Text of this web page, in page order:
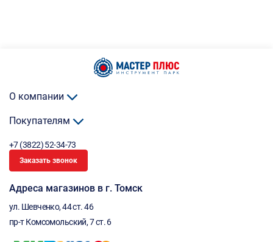
О компании
Покупателям
+7 (3822) 52-34-73
Заказать звонок
Адреса магазинов в г. Томск
ул. Шевченко, 44 ст. 46
пр-т Комсомольский, 7 ст. 6